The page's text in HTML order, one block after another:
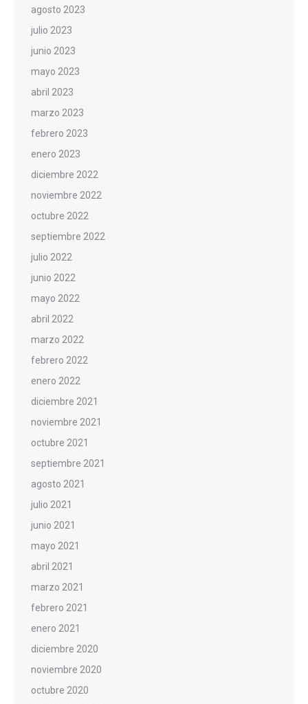
agosto 2023
julio 2023
junio 2023
mayo 2023
abril 2023
marzo 2023
febrero 2023
enero 2023
diciembre 2022
noviembre 2022
octubre 2022
septiembre 2022
julio 2022
junio 2022
mayo 2022
abril 2022
marzo 2022
febrero 2022
enero 2022
diciembre 2021
noviembre 2021
octubre 2021
septiembre 2021
agosto 2021
julio 2021
junio 2021
mayo 2021
abril 2021
marzo 2021
febrero 2021
enero 2021
diciembre 2020
noviembre 2020
octubre 2020